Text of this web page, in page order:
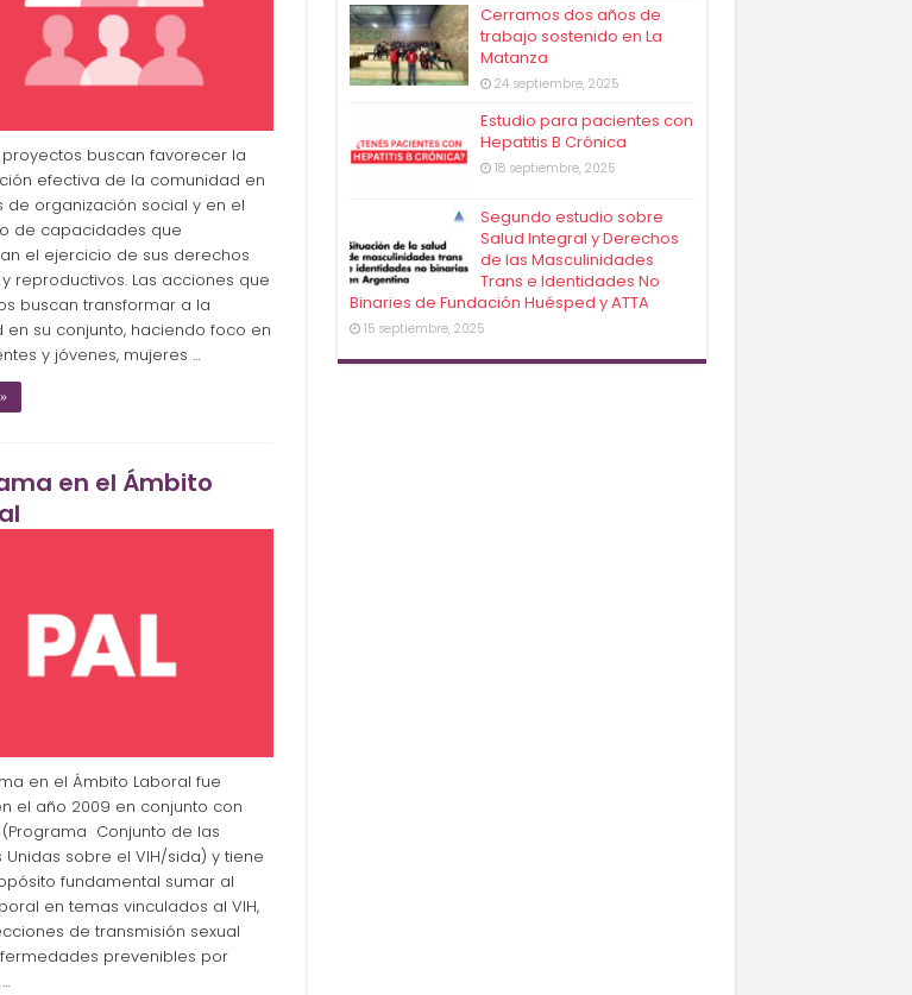
proyectos buscan favorecer la
efectiva de la comunidad en
de organización social y en el
de capacidades que
el ejercicio de sus derechos
reproductivos. Las acciones que
buscan transformar a la
en su conjunto, haciendo foco en
y jóvenes, mujeres …
en el Ámbito
en el Ámbito Laboral fue
el año 2009 en conjunto con
(Programa Conjunto de las
Unidas sobre el VIH/sida) y tiene
fundamental sumar al
en temas vinculados al VIH,
de transmisión sexual
prevenibles por
Cerramos dos años de
trabajo sostenido en La
Matanza
24 septiembre, 2025
Estudio para pacientes con
Hepatitis B Crónica
18 septiembre, 2025
Segundo estudio sobre
Salud Integral y Derechos
de las Masculinidades
Trans e Identidades No
Binaries de Fundación Huésped y ATTA
15 septiembre, 2025